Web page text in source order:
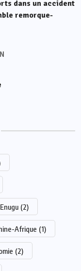
dans un accident
remorque-
(2)
Afrique (1)
(2)